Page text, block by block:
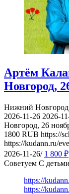
Артём
Новгород,
Нижний Новгород
2026-11-26 2026-
Новгород, 26
1800 RUB https://
https://kudann.ru/
2026-11-26/ 1 800 ₽
Советуем С детьми
https://
https://